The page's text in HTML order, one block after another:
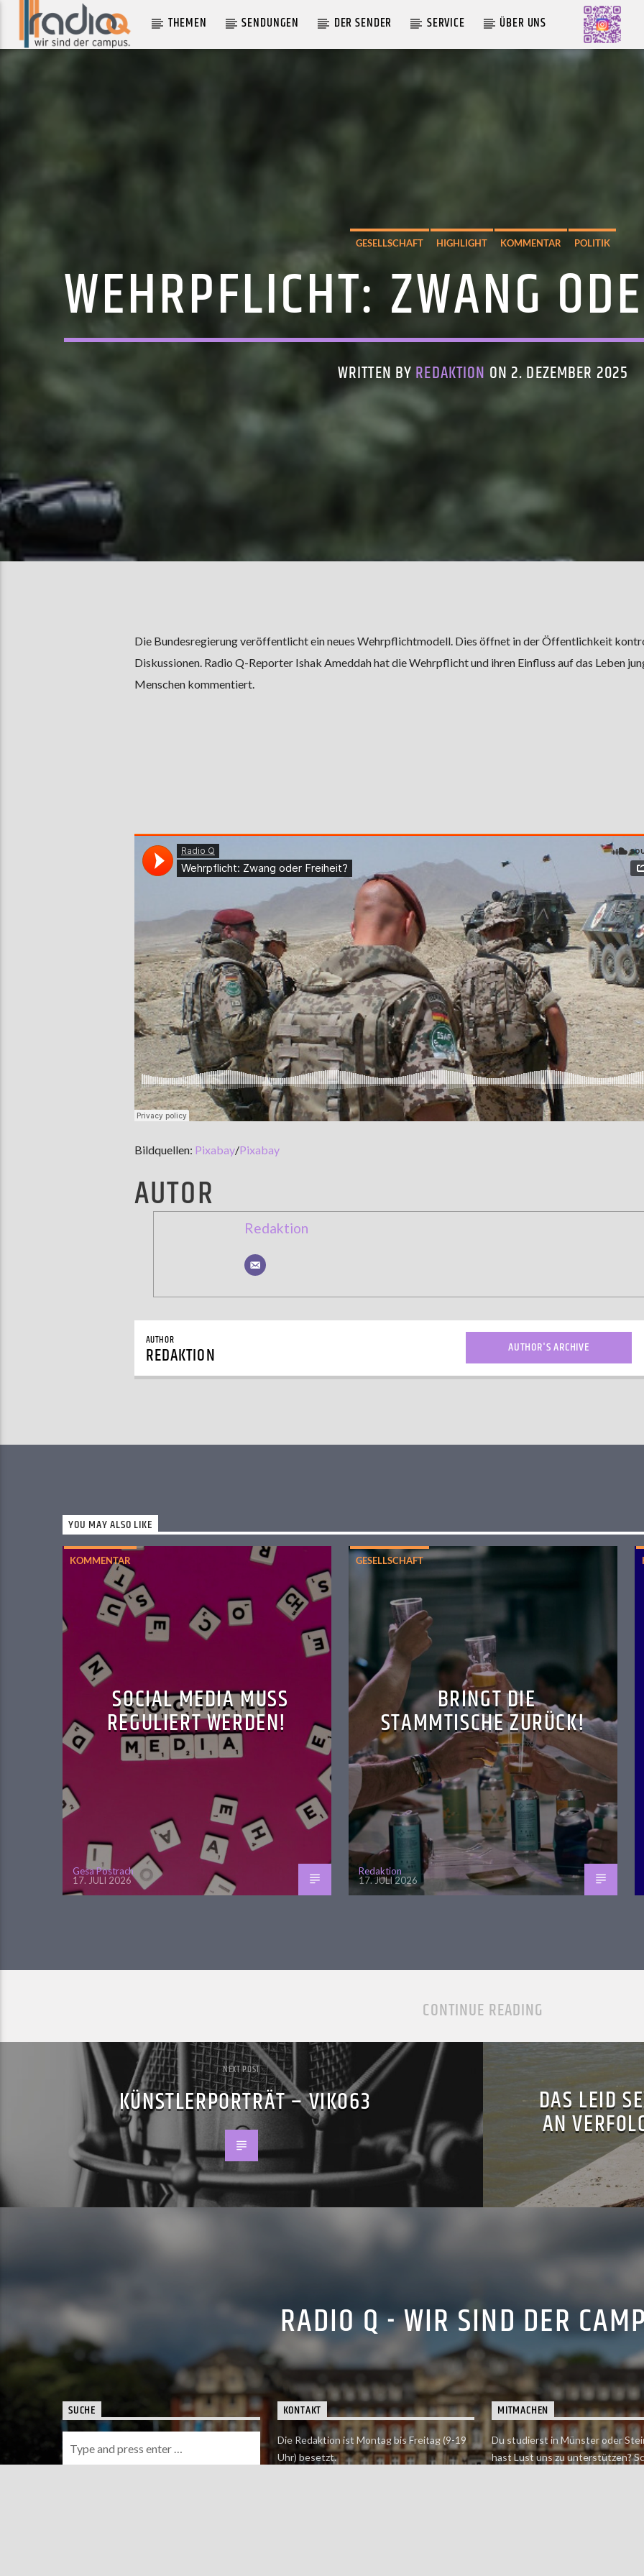
THEMEN SENDUNGEN DER SENDER SERVICE ÜBER UNS
GESELLSCHAFT HIGHLIGHT KOMMENTAR POLITIK
WEHRPFLICHT: ZWANG
WRITTEN BY REDAKTION ON 2. DEZEMBER 2025
Die Bundesregierung veröffentlicht ein neues Wehrpflichtmodell. Dies öffnet in der Öffentlichkeit
Diskussionen. Radio Q-Reporter Ishak Ameddah hat die Wehrpflicht und ihren Einfluss auf das Leben
Menschen kommentiert.
Bildquellen: Pixabay/Pixabay
AUTOR
Redaktion
AUTHOR
REDAKTION AUTHOR'S ARCHIVE
YOU MAY ALSO LIKE
KOMMENTAR
SOCIAL MEDIA MUSS
REGULIERT WERDEN!
Gesa Postrach
17. JULI 2026
GESELLSCHAFT
BRINGT DIE
STAMMTISCHE ZURÜCK!
Redaktion
17. JULI 2026
CONTINUE READING
NEXT POST
KÜNSTLERPORTRÄT – VIKO63 DAS LEID
AN
RADIO Q - WIR SIND DER
SUCHE KONTAKT
Die Redaktion ist Montag bis Freitag (9-19
Uhr) besetzt.
MITMACHEN
Du studierst in Münster oder
hast Lust uns zu unterstützen?